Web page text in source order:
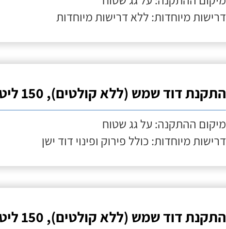
דרישות מיוחדות: ללא דרישות מיוחדות
התקנת דוד שמש (ללא קולטים), 150 ליטר
מיקום ההתקנה: על גג שטוח
דרישות מיוחדות: כולל פירוק ופינוי דוד ישן
התקנת דוד שמש (ללא קולטים), 150 ליטר